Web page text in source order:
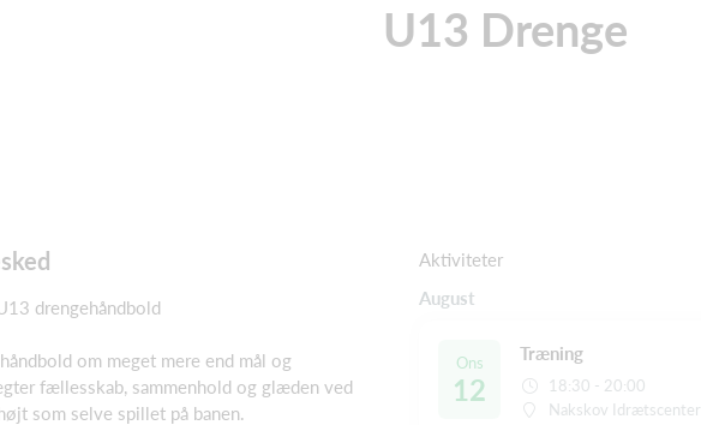
U13 Drenge
drengehåndbold
om meget mere end mål og
fællesskab, sammenhold og glæden ved
som selve spillet på banen.
Aktiviteter
August
Ons
12
Træning
18:30 - 20:00
Nakskov Idrætscenter